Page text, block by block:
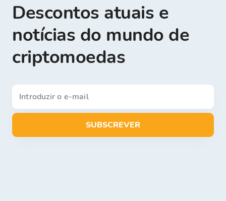
Descontos atuais e
notícias do mundo de
criptomoedas
SUBSCREVER